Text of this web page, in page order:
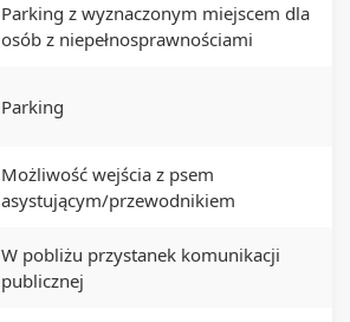
Parking z wyznaczonym miejscem dla
osób z niepełnosprawnościami
Parking
Możliwość wejścia z psem
asystującym/przewodnikiem
W pobliżu przystanek komunikacji
publicznej